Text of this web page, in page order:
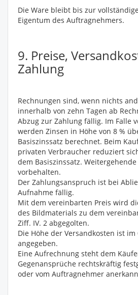
Die Ware bleibt bis zur
Eigentum des Auftragnehmers.
9. Preise,
Zahlung
Rechnungen sind, wenn nichts
innerhalb von zehn Tagen ab
Abzug zur Zahlung fällig. Im Falle
werden Zinsen in Höhe von 8 %
Basiszinssatz berechnet. Beim
privaten Verbraucher reduziert
dem Basiszinssatz.
vorbehalten.
Der Zahlungsanspruch ist bei
Aufnahme fällig.
Mit dem vereinbarten Preis wird
des Bildmaterials zu dem
Ziff. IV. 2 abgegolten.
Die Höhe der Versandkosten ist
angegeben.
Eine Aufrechnung steht dem
Gegenansprüche rechtskräftig
oder vom Auftragnehmer